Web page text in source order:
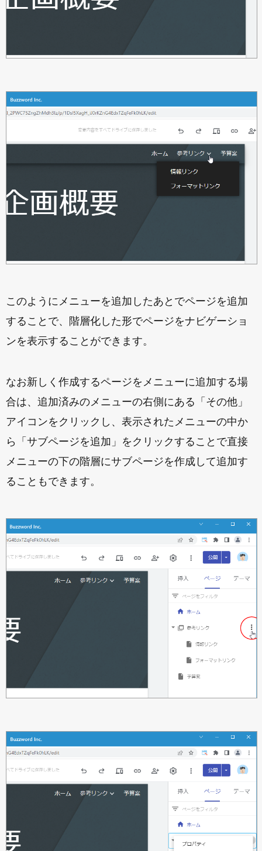
このようにメニューを追加したあとでページを追加
することで、階層化した形でページをナビゲーショ
ンを表示することができます。
なお新しく作成するページをメニューに追加する場
合は、追加済みのメニューの右側にある「その他」
アイコンをクリックし、表示されたメニューの中か
ら「サブページを追加」をクリックすることで直接
メニューの下の階層にサブページを作成して追加す
ることもできます。